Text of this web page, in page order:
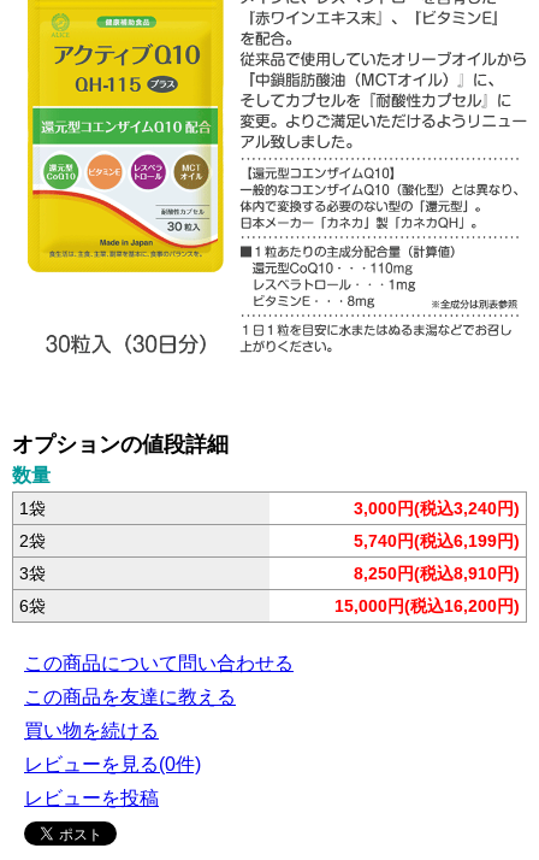
オプションの値段詳細
数量
1袋
3,000円(税込3,240円)
2袋
5,740円(税込6,199円)
3袋
8,250円(税込8,910円)
6袋
15,000円(税込16,200円)
この商品について問い合わせる
この商品を友達に教える
買い物を続ける
レビューを見る(0件)
レビューを投稿